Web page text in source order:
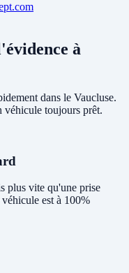
à
dans le Vaucluse.
véhicule toujours prêt.
plus vite qu'une prise
est à 100%